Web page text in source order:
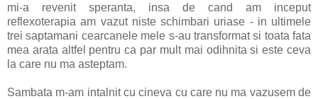
mi-a revenit speranta, insa de cand am inceput
reflexoterapia am vazut niste schimbari uriase - in ultimele
trei saptamani cearcanele mele s-au transformat si toata fata
mea arata altfel pentru ca par mult mai odihnita si este ceva
la care nu ma asteptam.
Sambata m-am intalnit cu cineva cu care nu ma vazusem de